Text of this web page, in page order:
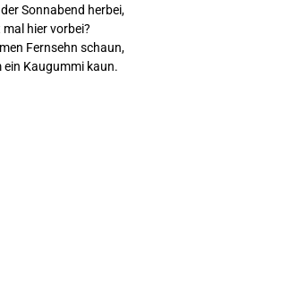
Sonnabend herbei,
hier vorbei?
Fernsehn schaun,
Kaugummi kaun.